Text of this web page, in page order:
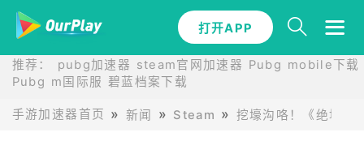
打开APP
推荐： pubg加速器 steam官网加速器 Pubg mobile下载
Pubg m国际服 碧蓝档案下载
手游加速器首页 新闻 Steam 挖壕沟咯！《绝地战